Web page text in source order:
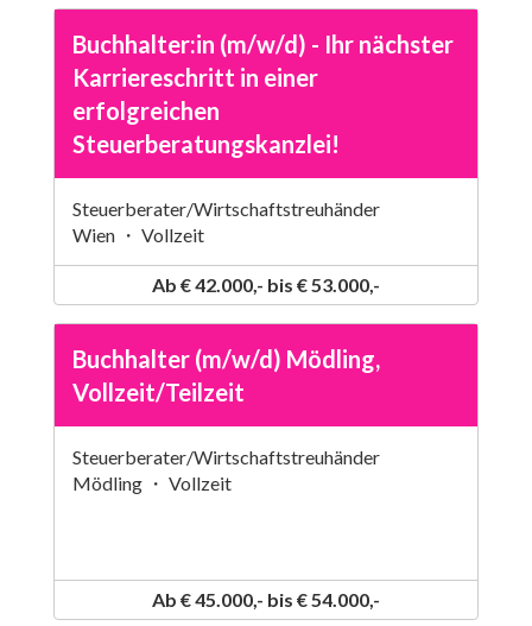
Buchhalter:in (m/w/d) - Ihr nächster
Karriereschritt in einer
erfolgreichen
Steuerberatungskanzlei!
Steuerberater/Wirtschaftstreuhänder
Wien ・ Vollzeit
Ab € 42.000,- bis € 53.000,-
Buchhalter (m/w/d) Mödling,
Vollzeit/Teilzeit
Steuerberater/Wirtschaftstreuhänder
Mödling ・ Vollzeit
Ab € 45.000,- bis € 54.000,-